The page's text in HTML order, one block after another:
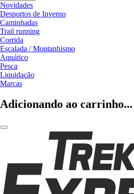
Novidades
Desportos de Inverno
Caminhadas
Trail running
Corrida
Escalada / Montanhismo
Aquático
Pesca
Liquidação
Marcas
Adicionando ao carrinho...